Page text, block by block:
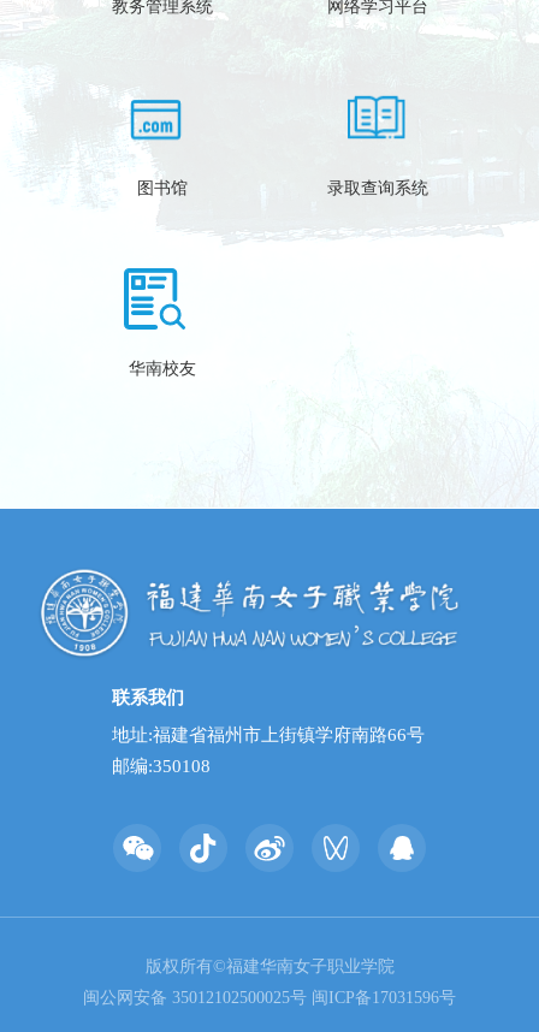
教务管理系统 网络学习平台
图书馆 录取查询系统
华南校友
联系我们
地址:福建省福州市上街镇学府南路66号
邮编:350108
版权所有©福建华南女子职业学院
闽公网安备 35012102500025号 闽ICP备17031596号